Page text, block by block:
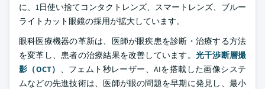
に、1日使い捨てコンタクトレンズ、スマートレンズ、ブルー
ライトカット眼鏡の採用が拡大しています。
眼科医療機器の革新は、医師が眼疾患を診断・治療する方法
を変革し、患者の治療結果を改善しています。 光干渉断層撮
影（OCT） 、フェムト秒レーザー、AIを搭載した画像システ
ムなどの先進技術は、医師が眼の問題を早期に発見し、最小